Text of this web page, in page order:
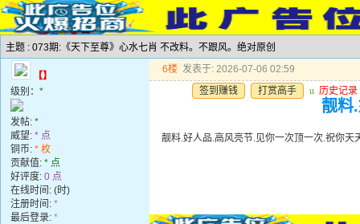
主题 : 073期:《天下至尊》心水七肖 不改料。不跟风。绝对原创
【】
级别： *
发帖: *
威望: * 点
铜币: * 枚
贡献值: * 点
好评度: 0 点
在线时间: (时)
注册时间: *
最后登录: *
6楼 发表于: 2026-07-06 02:59
签到赚钱
打赏高手 u 历史记录
靓料
靓料.好人品.高风亮节.见你一次顶一次.祝你天